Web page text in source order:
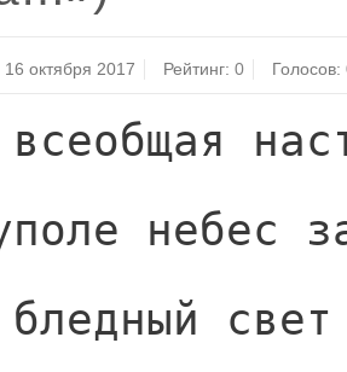
16 октября 2017 Рейтинг:0 Голосов:
небес
бледный